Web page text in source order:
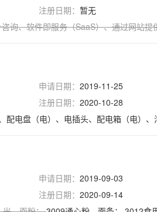
注册日期： 暂无
询、软件即服务（SaaS）、通过网站提
申请日期： 2019-11-25
注册日期： 2020-10-28
电盘（电）、电插头、配电箱（电）、
申请日期： 2019-09-03
注册日期： 2020-09-14